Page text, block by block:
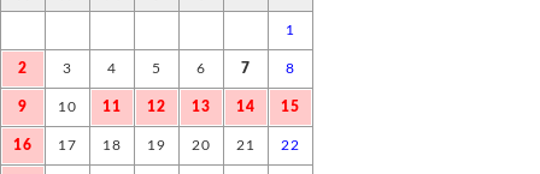
1
2 3 4 5 6 7 8
9 10 11 12 13 14 15
16 17 18 19 20 21 22